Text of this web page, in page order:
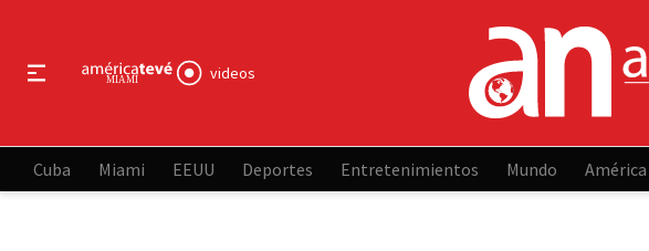
videos
Cuba Miami EEUU Deportes Entretenimientos Mundo